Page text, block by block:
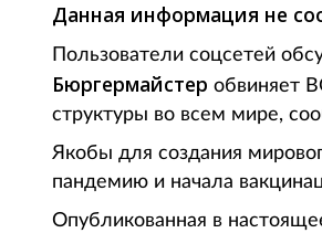
Данная информация не
Пользователи соцсетей
Бюргермайстер обвиняет
структуры во всем мире,
Якобы для создания
пандемию и начала
Опубликованная в